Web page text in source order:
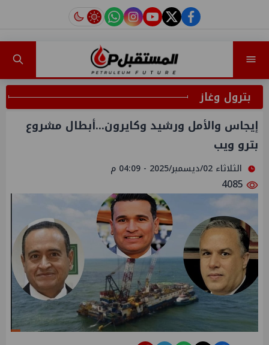
facebook
twitter
youtube
instagram
tiktok
بترول وغاز
إيجاس والأمل ورشيد وكايرون...أبطال مشروع
بترو ويب
الثلاثاء 02/ديسمبر/2025 - 04:09 م